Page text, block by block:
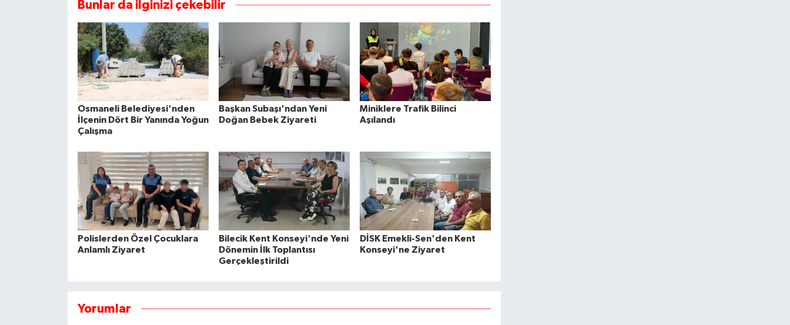
Bunlar da ilginizi çekebilir
Osmaneli Belediyesi'nden
İlçenin Dört Bir Yanında Yoğun
Çalışma
Başkan Subaşı'ndan Yeni
Doğan Bebek Ziyareti
Miniklere Trafik Bilinci
Aşılandı
Polislerden Özel Çocuklara
Anlamlı Ziyaret
Bilecik Kent Konseyi'nde Yeni
Dönemin İlk Toplantısı
Gerçekleştirildi
DİSK Emekli-Sen'den Kent
Konseyi'ne Ziyaret
Yorumlar